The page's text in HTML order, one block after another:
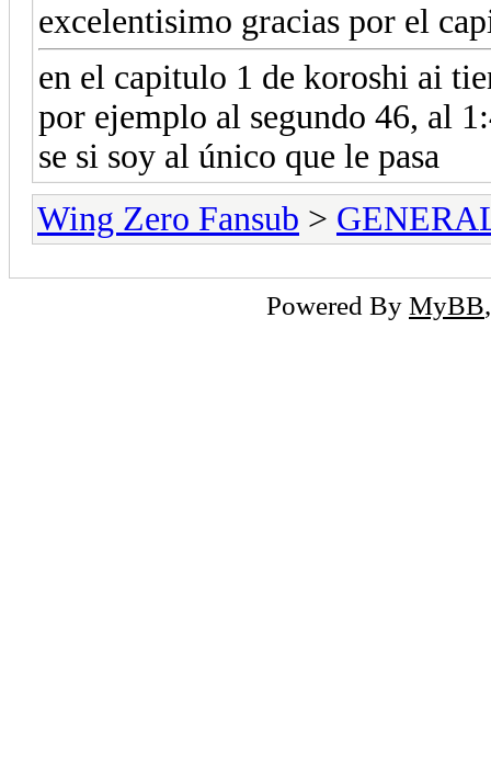
excelentisimo gracias por el
en el capitulo 1 de koroshi ai
por ejemplo al segundo 46, al
se si soy al único que le pasa
Wing Zero Fansub >
Powered By MyBB